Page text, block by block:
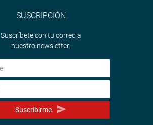
SUSCRIPCIÓN
Suscríbete con tu correo a
nuestro newsletter.
Suscribirme